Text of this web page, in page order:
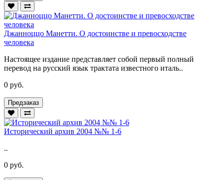
Джанноццо Манетти. О достоинстве и превосходстве
человека
Настоящее издание представляет собой первый полный
перевод на русский язык трактата известного италь..
0 руб.
Предзаказ
Исторический архив 2004 №№ 1-6
..
0 руб.